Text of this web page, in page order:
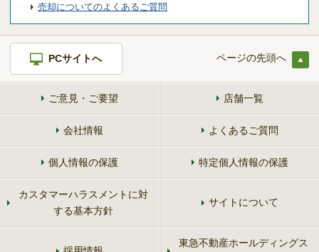
売却についてのよくあるご質問
PCサイトへ ページの先頭へ
ご意見・ご要望 店舗一覧
会社情報 よくあるご質問
個人情報の保護 特定個人情報の保護
カスタマーハラスメントに対
する基本方針
サイトについて
東急不動産ホールディングス